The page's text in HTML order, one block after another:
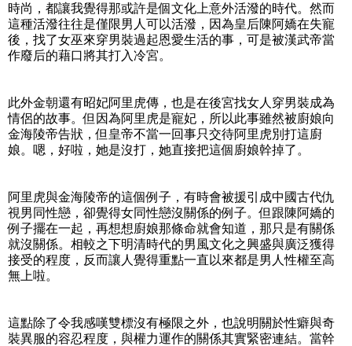
時尚，都讓我覺得那或許是個文化上意外活潑的時代。然而
這種活潑往往是僅限男人可以活潑，因為皇后陳阿嬌在失寵
後，找了女巫來穿男裝過起恩愛生活的事，可是被漢武帝當
作廢后的藉口將其打入冷宮。
此外金朝還有昭妃阿里虎傳，也是在後宮找女人穿男裝成為
情侶的故事。但因為阿里虎是寵妃，所以此事雖然被廚娘向
金海陵帝告狀，但皇帝不當一回事只交待阿里虎別打這廚
娘。嗯，好啦，她是沒打，她直接把這個廚娘幹掉了。
阿里虎與金海陵帝的這個例子，有時會被援引成中國古代仇
視男同性戀，卻覺得女同性戀沒關係的例子。但跟陳阿嬌的
例子擺在一起，再想想廚娘那條命就會知道，那只是有關係
就沒關係。相較之下明清時代的男風文化之興盛與廣泛獲得
接受的程度，反而讓人覺得重點一直以來都是男人性權至高
無上啦。
這點除了令我感嘆雙標沒有極限之外，也說明關於性癖與奇
裝異服的容忍程度，與權力運作的關係其實緊密連結。當幹